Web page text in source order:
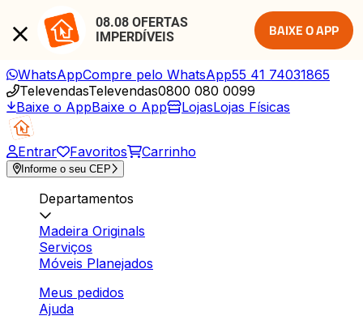
08.08 OFERTAS
IMPERDÍVEIS
BAIXE O APP
WhatsAppCompre pelo WhatsApp55 41 74031865
TelevendasTelevendas0800 080 0099
Baixe o AppBaixe o App LojasLojas Físicas
Entrar Favoritos Carrinho
Informe o seu CEP
Departamentos
Madeira Originals
Serviços
Móveis Planejados
Meus pedidos
Ajuda